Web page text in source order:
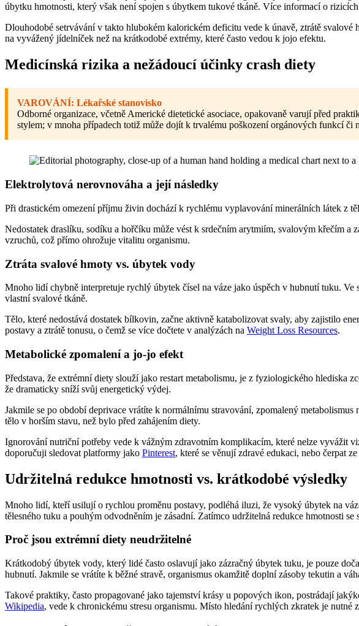
úbytku hmotnosti, který však není spojen s úbytkem tukové tkáně. Více informací o
Dlouhodobé setrvávání v takto hlubokém kalorickém deficitu vede k únavě, ztrátě
na vyvážený jídelníček než na krátkodobé extrémy, které často vedou k jojo efektu.
Medicínská rizika a nežádoucí účinky crash diety
VAROVÁNÍ: Lékařské stanovisko
Odborné organizace, včetně Americké dietetické asociace, opakovaně varují před
stylem; v mnoha případech totiž může dojít k trvalému poškození orgánových funkcí či
Elektrolytová nerovnováha a její následky
Při drastickém omezení příjmu živin dochází k rychlému vyplavování minerálních látek z
Nedostatek draslíku, sodíku a hořčíku může vést k srdečním arytmiím, svalovým křečím
vzruchů, což přímo ohrožuje vitalitu organismu.
Ztráta svalové hmoty vs. úbytek vody
Mnoho lidí chybně interpretuje rychlý úbytek čísel na váze jako úspěch v hubnutí tuku.
vlastní svalové tkáně.
Tělo, které nedostává dostatek bílkovin, začne aktivně katabolizovat svaly, aby zajistilo
postavy a ztrátě tonusu, o čemž se více dočtete v analýzách na Weight Loss Resources.
Metabolické zpomalení a jo-jo efekt
Představa, že extrémní diety slouží jako restart metabolismu, je z fyziologického hlediska
že dramaticky sníží svůj energetický výdej.
Jakmile se po období deprivace vrátíte k normálnímu stravování, zpomalený
tělo v horším stavu, než bylo před zahájením diety.
Ignorování nutriční potřeby vede k vážným zdravotním komplikacím, které nelze vyvážit
doporučuji sledovat platformy jako Pinterest, které se věnují zdravé edukaci, nebo čerpat
Udržitelná redukce hmotnosti vs. krátkodobé výsledky
Mnoho lidí, kteří usilují o rychlou proměnu postavy, podléhá iluzi, že vysoký úbytek na
tělesného tuku a pouhým odvodněním je zásadní. Zatímco udržitelná redukce hmotnosti
Proč jsou extrémní diety neudržitelné
Krátkodobý úbytek vody, který lidé často oslavují jako zázračný úbytek tuku, je pouze
hubnutí. Jakmile se vrátíte k běžné stravě, organismus okamžitě doplní zásoby tekutin a
Takové praktiky, často propagované jako tajemství krásy u popových ikon, postrádají
Wikipedia, vede k chronickému stresu organismu. Místo hledání rychlých zkratek je nutné